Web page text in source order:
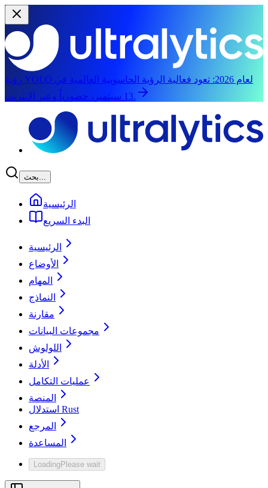
رؤية YOLO لعام 2026:
تعود فعالية الرؤية الحاسوبية العالمية في
13 سبتمبر، حضورياً وعبر الإنترنت.
بحث...
الرئيسية
البدء السريع
الرئيسية
الأوضاع
المهام
النماذج
مقارنة
مجموعات البيانات
اللولوش
الأدلة
عمليات التكامل
المنصة
استدلال Rust
المرجع
المساعدة
LoadingPlease wait